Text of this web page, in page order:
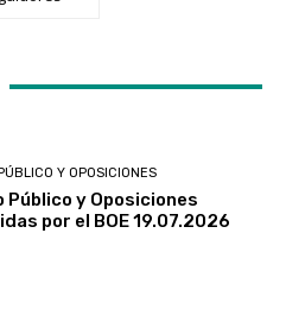
Y OPOSICIONES
Público y Oposiciones
por el BOE 19.07.2026